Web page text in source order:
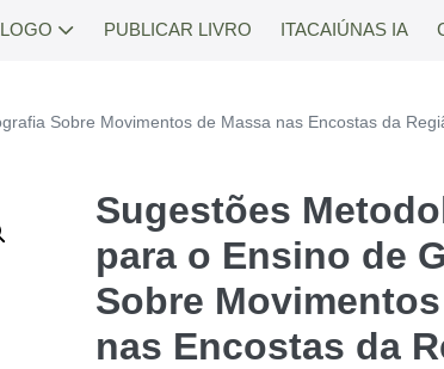
PUBLICAR LIVRO ITACAIÚNAS IA
Sobre Movimentos de Massa nas Encostas da
Sugestões
para o Ensino de
Sobre
nas Encostas da